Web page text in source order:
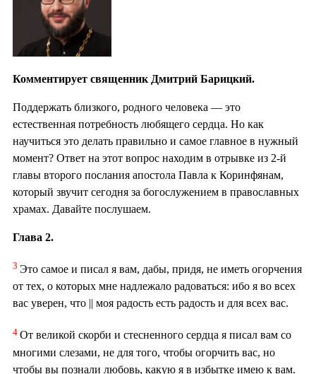
Комментирует священник Дмитрий Барицкий.
Поддержать близкого, родного человека — это
естественная потребность любящего сердца. Но как
научиться это делать правильно и самое главное в нужный
момент? Ответ на этот вопрос находим в отрывке из 2-й
главы второго послания апостола Павла к Коринфянам,
который звучит сегодня за богослужением в православных
храмах. Давайте послушаем.
Глава 2.
3 Это самое и писал я вам, дабы, придя, не иметь огорчения
от тех, о которых мне надлежало радоваться: ибо я во всех
вас уверен, что || моя радость есть радость и для всех вас.
4 От великой скорби и стесненного сердца я писал вам со
многими слезами, не для того, чтобы огорчить вас, но
чтобы вы познали любовь, какую я в избытке имею к вам.